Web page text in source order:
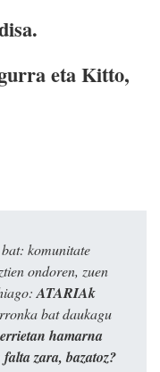
eta Kitto,
komunitate
ondoren, zuen
ATARIAk
bat daukagu
hamarna
zara, bazatoz?